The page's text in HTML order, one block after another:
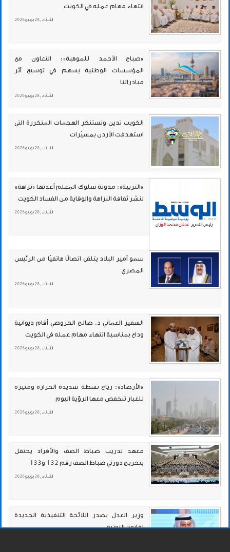
انتهاء مهام عمله في الكويت
الثلاثاء , 28 يوليو 2026
«صباح الأحمد للموهبة»: التعاون مع
المؤسسات الوطنية يسهم في توسيع أثر
مبادراتنا
الثلاثاء , 28 يوليو 2026
الكويت تدين وتستنكر الهجمات المتكررة التي
استهدفت الأردن بمسيّرات
الثلاثاء , 28 يوليو 2026
«التربية»: مدونة سلوك المعلم أعدتها «نزاهة»
لنشر ثقافة النزاهة والوقاية من الفساد الكويت
الثلاثاء , 28 يوليو 2026
سمو أمير البلاد يتلقى اتصالًا هاتفيًّا من الرئيس
المصري
الثلاثاء , 28 يوليو 2026
السفير العماني د. صالح الخروصي أقام ديوانية
وداع بمناسبة انتهاء مهام عمله في الكويت
الثلاثاء , 28 يوليو 2026
«الأرصاد»: رياح نشطة شديدة الحرارة ومثيرة
للغبار تنخفض معها الرؤية اليوم
الثلاثاء , 28 يوليو 2026
معهد تدريب ضباط الصف والأفراد يحتفل
بتخريج دورتي ضباط الصف رقم 132 و133
الثلاثاء , 28 يوليو 2026
وزير العدل يصدر اللائحة التنفيذية الجديدة
لقانون التوثيق